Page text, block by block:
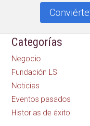
Categorías
Negocio
Fundación LS
Noticias
Eventos pasados
Historias de éxito